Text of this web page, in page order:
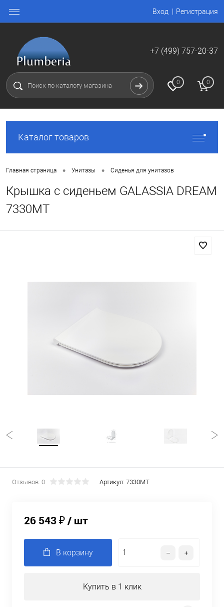
Вход Регистрация
+7 (499) 757-20-37
0 0
Каталог товаров
Главная страница • Унитазы • Сиденья для унитазов
Крышка с сиденьем GALASSIA DREAM
7330MT
Отзывов: 0 Артикул: 7330MT
26 543 ₽/ шт
В корзину
Купить в 1 клик